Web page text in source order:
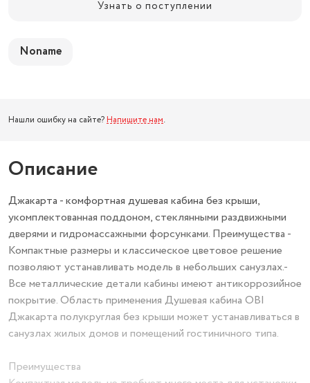
Узнать о поступлении
Noname
Нашли ошибку на сайте? Напишите нам.
Описание
Джакарта - комфортная душевая кабина без крыши,
укомплектованная поддоном, стеклянными раздвижными
дверями и гидромассажными форсунками. Преимущества -
Компактные размеры и классическое цветовое решение
позволяют устанавливать модель в небольших санузлах.-
Все металлические детали кабины имеют антикоррозийное
покрытие. Область применения Душевая кабина OBI
Джакарта полукруглая без крыши может устанавливаться в
санузлах жилых домов и помещений гостиничного типа.
Преимущества